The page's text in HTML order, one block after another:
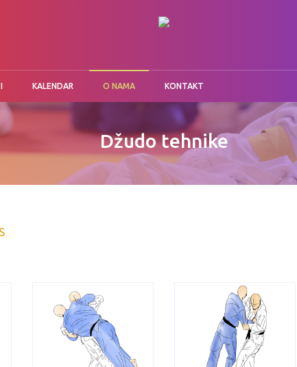
KALENDAR O NAMA KONTAKT
Džudo tehnike